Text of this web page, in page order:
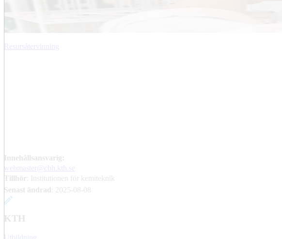
Resursåtervinning
Innehållsansvarig:
webmaster@cbh.kth.se
Tillhör
: Institutionen för kemiteknik
Senast ändrad
2025-08-08
KTH
Utbildning